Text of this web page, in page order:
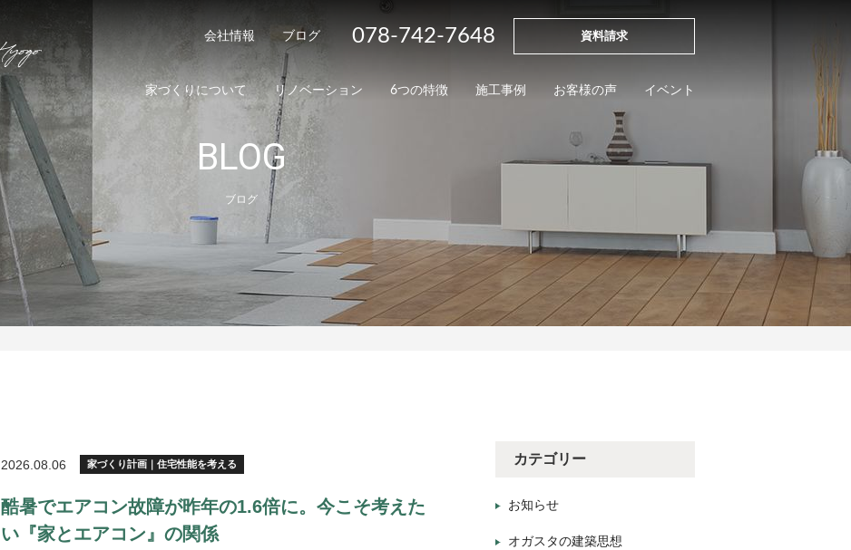
会社情報 ブログ 078-742-7648 資料請求
家づくりについて リノベーション 6つの特徴 施工事例 お客様の声 イベント
BLOG
ブログ
2026.08.06 家づくり計画｜住宅性能を考える
酷暑でエアコン故障が昨年の1.6倍に。今こそ考えた
い『家とエアコン』の関係
カテゴリー
お知らせ
オガスタの建築思想